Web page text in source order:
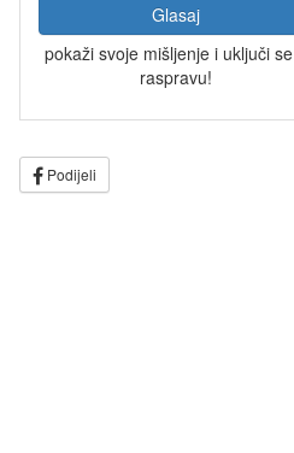
Glasaj
pokaži svoje mišljenje i uključi
raspravu!
Podijeli